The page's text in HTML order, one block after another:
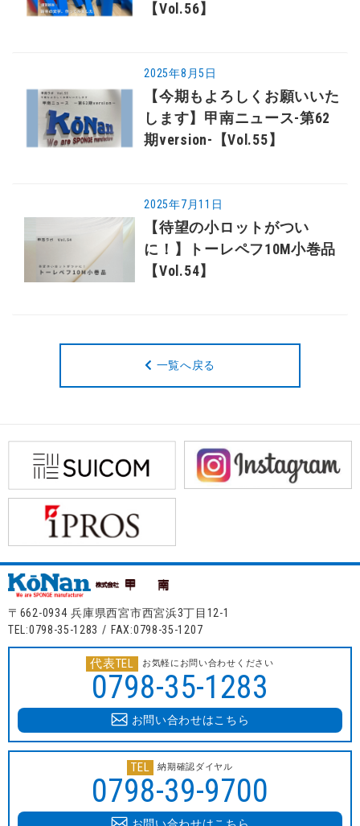
【Vol.56】
2025年8月5日
【今期もよろしくお願いいた
します】甲南ニュース-第62
期version-【Vol.55】
2025年7月11日
【待望の小ロットがつい
に！】トーレペフ10M小巻品
【Vol.54】
一覧へ戻る
〒662-0934 兵庫県西宮市西宮浜3丁目12-1
TEL:0798-35-1283 / FAX:0798-35-1207
代表TEL お気軽にお問い合わせください
0798-35-1283
お問い合わせはこちら
TEL 納期確認ダイヤル
0798-39-9700
お問い合わせはこちら